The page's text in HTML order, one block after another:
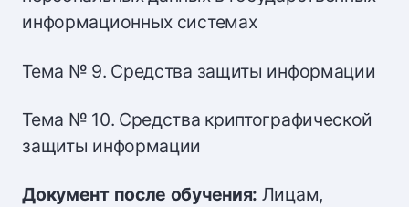
информационных системах
Тема № 9. Средства защиты информации
Тема № 10. Средства криптографической
защиты информации
Документ после обучения: Лицам,